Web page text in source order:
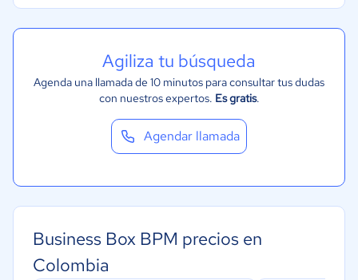
Ventas y servicios
Metales y Minería
Recursos Humanos
Aeroespacial y defensa
Contabilidad
Agiliza tu búsqueda
Agenda una llamada de 10 minutos para consultar tus dudas
con nuestros expertos. Es gratis.
Agendar llamada
Business Box BPM precios en
Colombia